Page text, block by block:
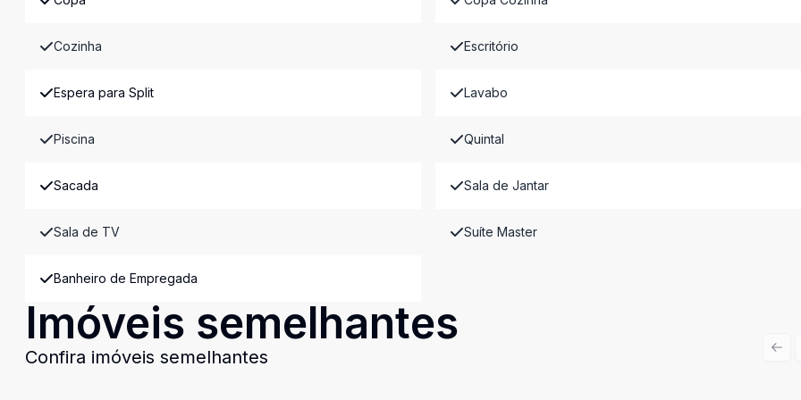
Cozinha Escritório
Espera para Split Lavabo
Piscina Quintal
Sacada Sala de Jantar
Sala de TV Suíte Master
Banheiro de Empregada
Imóveis semelhantes
Confira imóveis semelhantes